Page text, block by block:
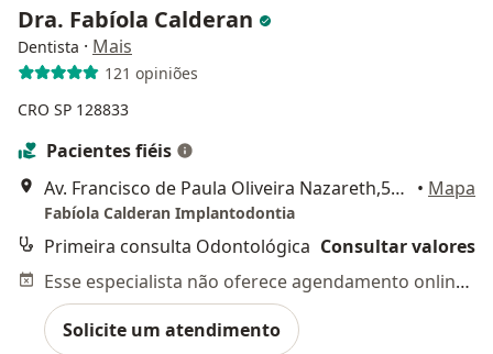
Dra. Fabíola Calderan
Dentista · Mais
121 opiniões
CRO SP 128833
Pacientes fiéis
Av. Francisco de Paula Oliveira Nazareth,559, Campinas • Mapa
Fabíola Calderan Implantodontia
Primeira consulta Odontológica Consultar valores
Esse especialista não oferece agendamento online para esse endereço.
Solicite um atendimento